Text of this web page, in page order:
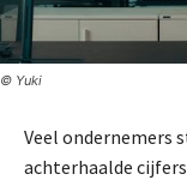
© Yuki
Veel ondernemers
achterhaalde